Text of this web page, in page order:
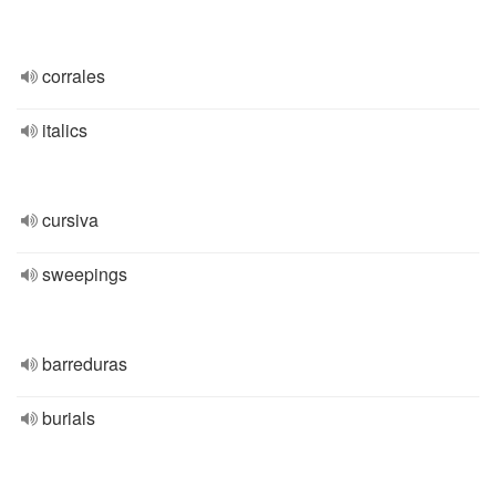
corrales
italics
cursiva
sweepings
barreduras
burials